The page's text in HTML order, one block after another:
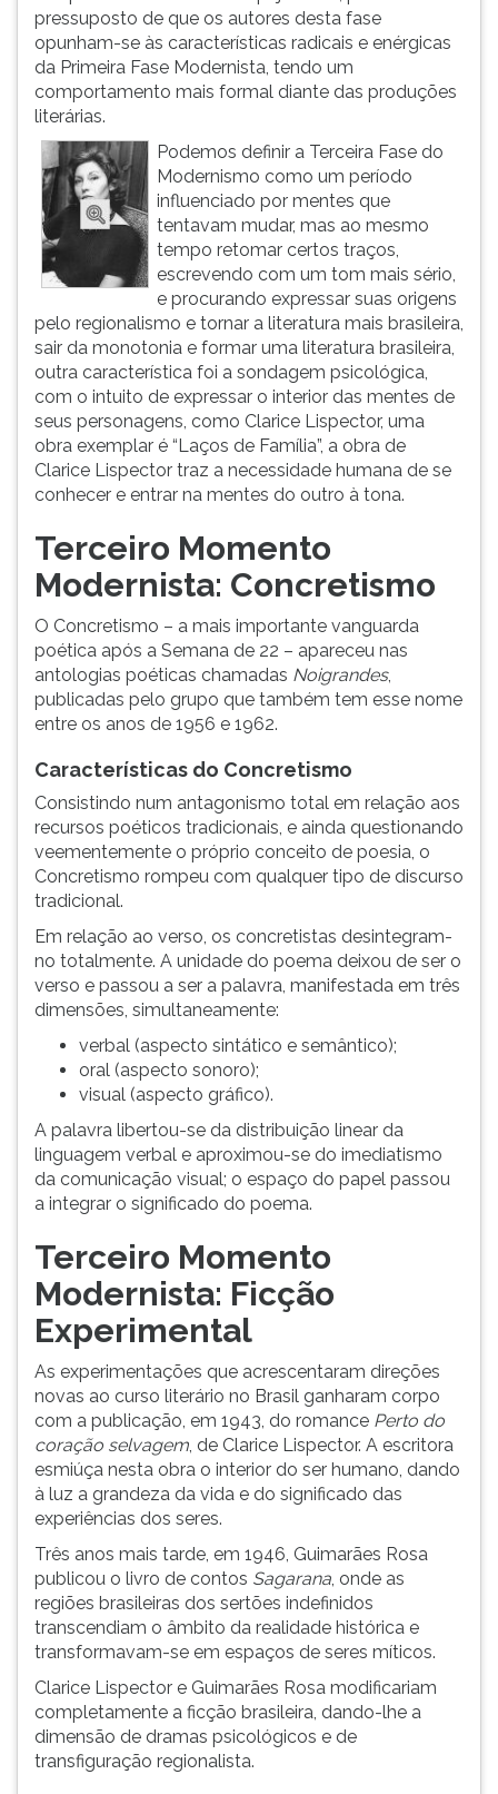
pressuposto de que os autores desta fase
opunham-se às características radicais e enérgicas
da Primeira Fase Modernista, tendo um
comportamento mais formal diante das produções
literárias.
Podemos definir a Terceira Fase do
Modernismo como um período
influenciado por mentes que
tentavam mudar, mas ao mesmo
tempo retomar certos traços,
escrevendo com um tom mais sério,
e procurando expressar suas origens
pelo regionalismo e tornar a literatura mais brasileira,
sair da monotonia e formar uma literatura brasileira,
outra característica foi a sondagem psicológica,
com o intuito de expressar o interior das mentes de
seus personagens, como Clarice Lispector, uma
obra exemplar é “Laços de Família”, a obra de
Clarice Lispector traz a necessidade humana de se
conhecer e entrar na mentes do outro à tona.
Terceiro Momento
Modernista: Concretismo
O Concretismo – a mais importante vanguarda
poética após a Semana de 22 – apareceu nas
antologias poéticas chamadas Noigrandes,
publicadas pelo grupo que também tem esse nome
entre os anos de 1956 e 1962.
Características do Concretismo
Consistindo num antagonismo total em relação aos
recursos poéticos tradicionais, e ainda questionando
veementemente o próprio conceito de poesia, o
Concretismo rompeu com qualquer tipo de discurso
tradicional.
Em relação ao verso, os concretistas desintegram-
no totalmente. A unidade do poema deixou de ser o
verso e passou a ser a palavra, manifestada em três
dimensões, simultaneamente:
verbal (aspecto sintático e semântico);
oral (aspecto sonoro);
visual (aspecto gráfico).
A palavra libertou-se da distribuição linear da
linguagem verbal e aproximou-se do imediatismo
da comunicação visual; o espaço do papel passou
a integrar o significado do poema.
Terceiro Momento
Modernista: Ficção
Experimental
As experimentações que acrescentaram direções
novas ao curso literário no Brasil ganharam corpo
com a publicação, em 1943, do romance Perto do
coração selvagem, de Clarice Lispector. A escritora
esmiúça nesta obra o interior do ser humano, dando
à luz a grandeza da vida e do significado das
experiências dos seres.
Três anos mais tarde, em 1946, Guimarães Rosa
publicou o livro de contos Sagarana, onde as
regiões brasileiras dos sertões indefinidos
transcendiam o âmbito da realidade histórica e
transformavam-se em espaços de seres míticos.
Clarice Lispector e Guimarães Rosa modificariam
completamente a ficção brasileira, dando-lhe a
dimensão de dramas psicológicos e de
transfiguração regionalista.